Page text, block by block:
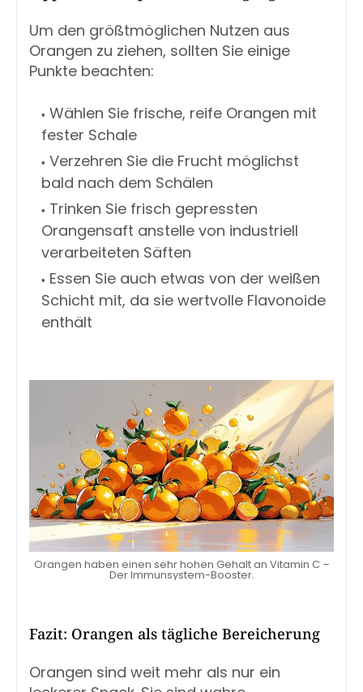
Um den größtmöglichen Nutzen aus
Orangen zu ziehen, sollten Sie einige
Punkte beachten:
Wählen Sie frische, reife Orangen mit
fester Schale
Verzehren Sie die Frucht möglichst
bald nach dem Schälen
Trinken Sie frisch gepressten
Orangensaft anstelle von industriell
verarbeiteten Säften
Essen Sie auch etwas von der weißen
Schicht mit, da sie wertvolle Flavonoide
enthält
Orangen haben einen sehr hohen Gehalt an Vitamin C –
Der Immunsystem-Booster.
Fazit: Orangen als tägliche Bereicherung
Orangen sind weit mehr als nur ein